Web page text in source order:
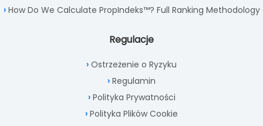
How Do We Calculate PropIndeks™? Full Ranking Methodology
Regulacje
Ostrzeżenie o Ryzyku
Regulamin
Polityka Prywatności
Polityka Plików Cookie